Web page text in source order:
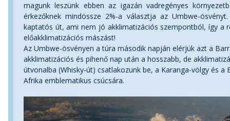
magunk leszünk ebben az igazán vadregényes
érkezőknek mindössze 2%-a választja az Umbwe-
kaptatós út, ami nem jó akklimatizációs szempontból, így a
előakklimatizációs mászást!
Az Umbwe-ösvényen a túra második napján elérjük azt a
akklimatizációs és pihenő nap után a hosszabb, de
útvonalba (Whisky-út) csatlakozunk be, a Karanga-völgy és
Afrika emblematikus csúcsára.